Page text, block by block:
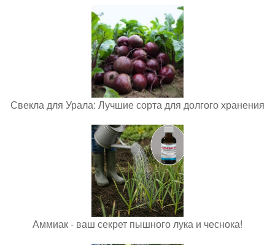
Свекла для Урала: Лучшие сорта для долгого хранения
Аммиак - ваш секрет пышного лука и чеснока!